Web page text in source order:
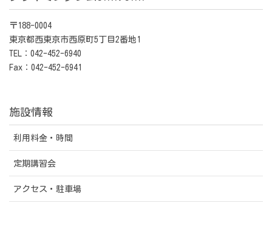
〒188-0004
東京都西東京市西原町5丁目2番地1
TEL：042-452-6940
Fax：042-452-6941
施設情報
利用料金・時間
定期講習会
アクセス・駐車場